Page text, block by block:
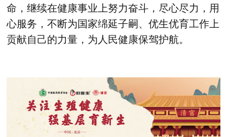
命，继续在健康事业上努力奋斗，尽心尽力，用
心服务，不断为国家绵延子嗣、优生优育工作上
贡献自己的力量，为人民健康保驾护航。